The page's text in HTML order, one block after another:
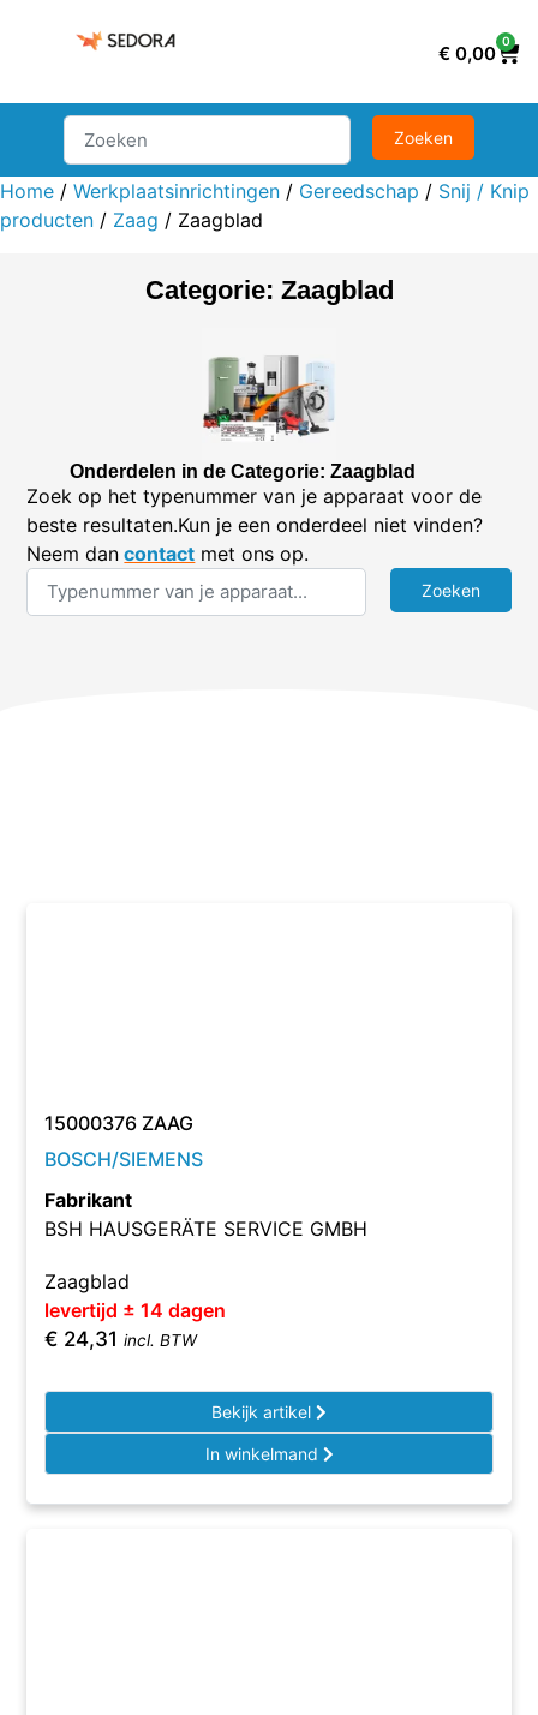
€ 0,00
0
Home / Werkplaatsinrichtingen / Gereedschap / Snij / Knip
producten / Zaag / Zaagblad
Categorie: Zaagblad
Onderdelen in de Categorie: Zaagblad
Zoek op het typenummer van je apparaat voor de
beste resultaten.Kun je een onderdeel niet vinden?
Neem dan contact met ons op.
15000376 ZAAG
BOSCH/SIEMENS
Fabrikant
BSH HAUSGERÄTE SERVICE GMBH
Zaagblad
levertijd ± 14 dagen
€ 24,31 incl. BTW
Bekijk artikel
In winkelmand